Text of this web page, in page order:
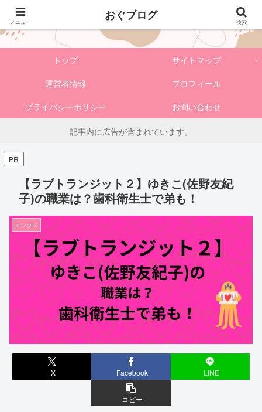
おぐブログ
トップ
サイトマップ
運営者情報
プロフィール
プライバシーポリシー
お問い合わせ
記事内に広告が含まれています。
PR
【ラブトランジット２】ゆきこ(佐野友紀
子)の職業は？歯科衛生士で弟も！
エンタメ
X Facebook LINE
コピー
メニュー おぐブログ 検索